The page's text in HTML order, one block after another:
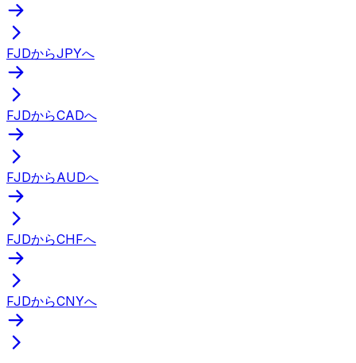
FJDからJPYへ
FJDからCADへ
FJDからAUDへ
FJDからCHFへ
FJDからCNYへ